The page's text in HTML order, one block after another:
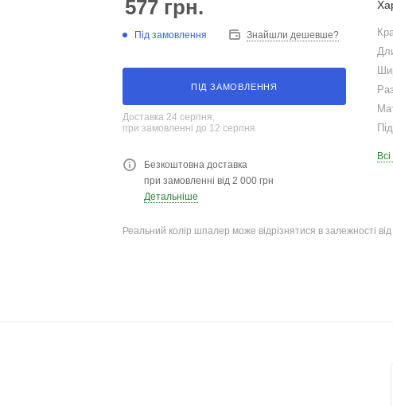
577 грн.
Під замовлення Знайшли дешевше?
ПІД ЗАМОВЛЕННЯ
Доставка 24 серпня,
при замовленні до 12 серпня
Безкоштовна доставка
при замовленні від 2 000 грн
Детальніше
Реальний колір шпалер може відрізнятися в залежності